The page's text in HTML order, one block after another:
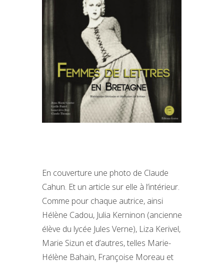
En couverture une photo de Claude
Cahun. Et un article sur elle à l’intérieur.
Comme pour chaque autrice, ainsi
Hélène Cadou, Julia Kerninon (ancienne
élève du lycée Jules Verne), Liza Kerivel,
Marie Sizun et d’autres, telles Marie-
Hélène Bahain, Françoise Moreau et